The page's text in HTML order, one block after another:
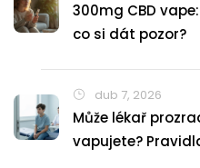
300mg CBD
co si dát pozor?
dub 7, 2026
Může lékař
vapujete?